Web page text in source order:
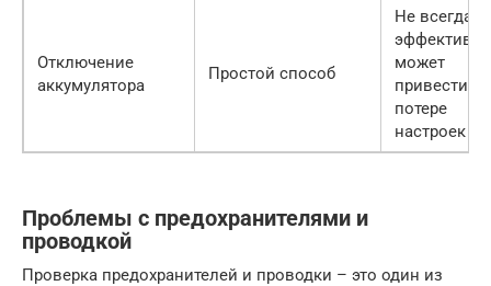
Отключение
аккумулятора
Простой способ
Не всегда
может
привести к
потере
настроек
Проблемы с предохранителями и
проводкой
Проверка предохранителей и проводки – это один из